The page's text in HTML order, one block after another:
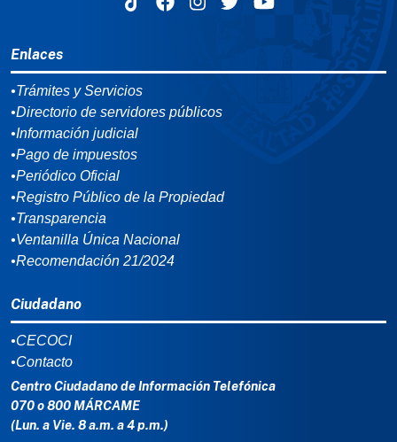
Enlaces
•Trámites y Servicios
•Directorio de servidores públicos
•Información judicial
•Pago de impuestos
•Periódico Oficial
•Registro Público de la Propiedad
•Transparencia
•Ventanilla Única Nacional
•Recomendación 21/2024
Ciudadano
•CECOCI
•Contacto
Centro Ciudadano de Información Telefónica
070 o 800 MÁRCAME
(Lun. a Vie. 8 a.m. a 4 p.m.)